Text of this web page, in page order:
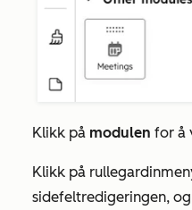
Klikk på modulen for å
Klikk på
sidefeltredigeringen,